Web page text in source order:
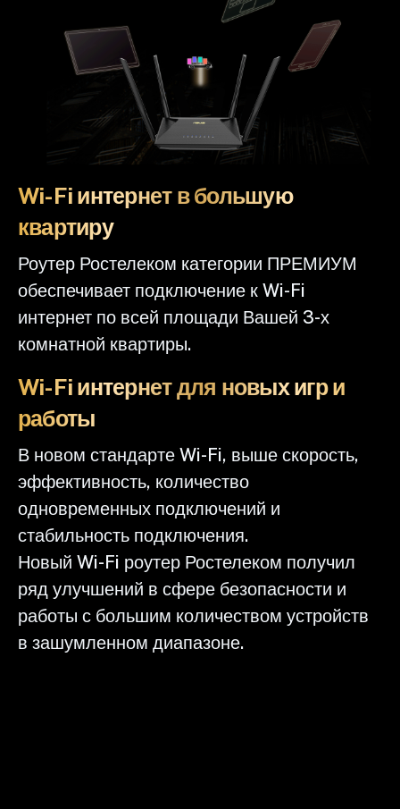
Wi-Fi интернет в большую
квартиру
Роутер Ростелеком категории ПРЕМИУМ
обеспечивает подключение к Wi-Fi
интернет по всей площади Вашей 3-х
комнатной квартиры.
Wi-Fi интернет для новых игр и
работы
В новом стандарте Wi-Fi, выше скорость,
эффективность, количество
одновременных подключений и
стабильность подключения.
Новый Wi-Fi роутер Ростелеком получил
ряд улучшений в сфере безопасности и
работы с большим количеством устройств
в зашумленном диапазоне.